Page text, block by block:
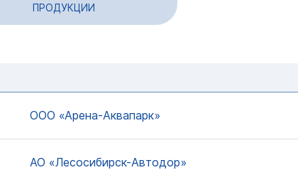
ПРОДУКЦИИ
ООО «Арена-Аквапарк»
АО «Лесосибирск-Автодор»